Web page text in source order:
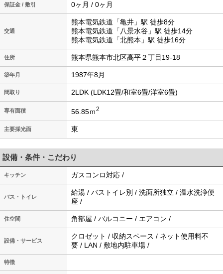
保証金 / 敷引 0ヶ月 / 0ヶ月
交通
熊本電気鉄道「亀井」駅 徒歩8分
熊本電気鉄道「八景水谷」駅 徒歩14分
熊本電気鉄道「北熊本」駅 徒歩16分
住所 熊本県熊本市北区高平２丁目19-18
築年月 1987年8月
間取り 2LDK (LDK12畳/和室6畳/洋室6畳)
専有面積 56.85ｍ2
主要採光面 東
設備・条件・こだわり
キッチン ガスコンロ対応 /
バス・トイレ
給湯 / バストイレ別 / 洗面所独立 / 温水洗浄便
座 /
住空間 角部屋 / バルコニー / エアコン /
設備・サービス
クロゼット / 収納スペース / ネット使用料不
要 / LAN / 敷地内駐車場 /
特徴